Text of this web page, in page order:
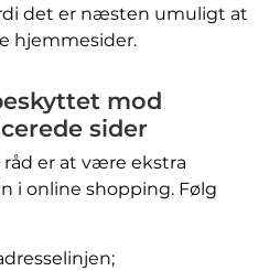
det er næsten umuligt at
hjemmesider.
mod
sider
er at være ekstra
i online shopping. Følg